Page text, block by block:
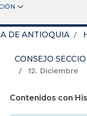
DE ANTIOQUIA
CONSEJO
12. Diciembre
Contenidos con